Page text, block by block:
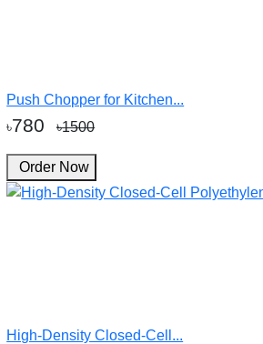
Push Chopper for Kitchen...
৳780 ৳1500
Order Now
High-Density Closed-Cell...